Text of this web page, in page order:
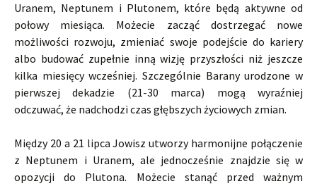
Uranem, Neptunem i Plutonem, które będą aktywne od
połowy miesiąca. Możecie zacząć dostrzegać nowe
możliwości rozwoju, zmieniać swoje podejście do kariery
albo budować zupełnie inną wizję przyszłości niż jeszcze
kilka miesięcy wcześniej. Szczególnie Barany urodzone w
pierwszej dekadzie (21-30 marca) mogą wyraźniej
odczuwać, że nadchodzi czas głębszych życiowych zmian.
Między 20 a 21 lipca Jowisz utworzy harmonijne połączenie
z Neptunem i Uranem, ale jednocześnie znajdzie się w
opozycji do Plutona. Możecie stanąć przed ważnym